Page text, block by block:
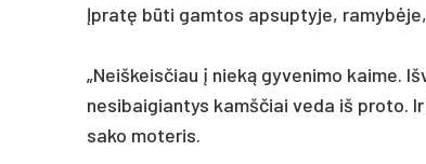
Įpratę būti gam­tos ap­sup­ty­je,
„Neiš­keis­čiau į nieką gy­ve­ni­mo kai­me.
ne­si­bai­gian­tys kamš­čiai ve­da iš pro­to.
sa­ko mo­te­ris.